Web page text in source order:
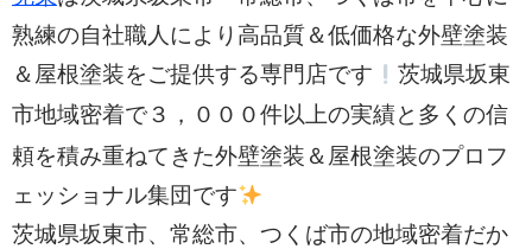
熟練の自社職人により高品質＆低価格な外壁塗装
＆屋根塗装をご提供する専門店です
茨城県坂東
市地域密着で３，０００件以上の実績と多く の信
頼を積み重ねてきた外壁塗装＆屋根塗装のプロフ
ェッショナル集団です
茨城県坂東市、常総市、つくば市の地域密着だか